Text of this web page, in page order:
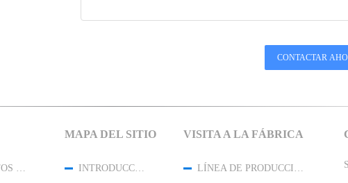
ORO DE 18 CARATOS JOYERÍA DE DIAMANTES
MAPA DEL SITIO
INTRODUCCIÓN
VISITA A LA FÁBRICA
LÍNEA DE PRODUCCIÓN